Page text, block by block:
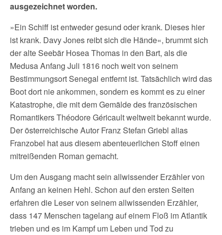
ausgezeichnet worden.
»Ein Schiff ist entweder gesund oder krank. Dieses hier
ist krank. Davy Jones reibt sich die Hände«, brummt sich
der alte Seebär Hosea Thomas in den Bart, als die
Medusa Anfang Juli 1816 noch weit von seinem
Bestimmungsort Senegal entfernt ist. Tatsächlich wird das
Boot dort nie ankommen, sondern es kommt es zu einer
Katastrophe, die mit dem Gemälde des französischen
Romantikers Théodore Géricault weltweit bekannt wurde.
Der österreichische Autor Franz Stefan Griebl alias
Franzobel hat aus diesem abenteuerlichen Stoff einen
mitreißenden Roman gemacht.
Um den Ausgang macht sein allwissender Erzähler von
Anfang an keinen Hehl. Schon auf den ersten Seiten
erfahren die Leser von seinem allwissenden Erzähler,
dass 147 Menschen tagelang auf einem Floß im Atlantik
trieben und es im Kampf um Leben und Tod zu